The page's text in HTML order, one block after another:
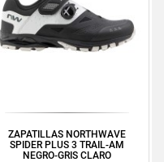
ZAPATILLAS NORTHWAVE
SPIDER PLUS 3 TRAIL-AM
NEGRO-GRIS CLARO